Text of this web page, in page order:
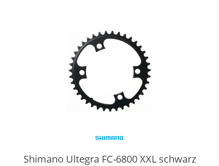
Shimano Ultegra FC-6800 XXL schwarz